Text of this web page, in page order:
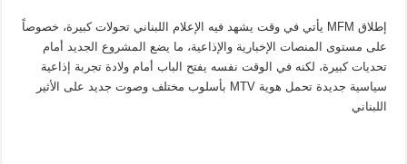
إطلاق MFM يأتي في وقت يشهد فيه الإعلام اللبناني تحولات كبيرة، خصوصاً
على مستوى المنصات الإخبارية والإذاعية، ما يضع المشروع الجديد أمام
تحديات كبيرة، لكنه في الوقت نفسه يفتح الباب أمام ولادة تجربة إذاعية
سياسية جديدة تحمل هوية MTV بأسلوب مختلف وصوت جديد على الأثير
اللبناني